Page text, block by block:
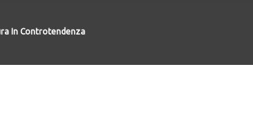
In Controtendenza